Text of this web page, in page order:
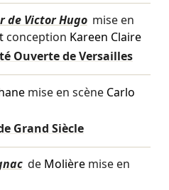
de Victor Hugo mise en
conception Kareen Claire
Ouverte de Versailles
mise en scène Carlo
Grand Siècle
de Molièremise en